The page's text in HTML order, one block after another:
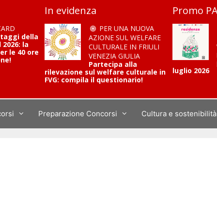
della
2026: la
le 40 ore
In evidenza
PER UNA NUOVA
AZIONE SUL WELFARE
CULTURALE IN FRIULI
VENEZIA GIULIA
Partecipa alla
rilevazione sul welfare culturale in
FVG: compila il questionario!
Promo
luglio 2026
Preparazione Concorsi Cultura e sostenibilità